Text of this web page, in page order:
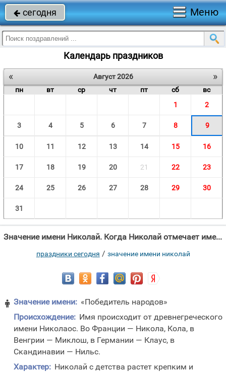
 сегодня Меню
Календарь праздников
« »
Август 2026
пн
вт ср чт пт сб
вс
1
2
3 4 5 6 7 8 9
10 11 12 13 14 15 16
17 18 19 20 21 22 23
24 25 26 27 28 29 30
31
Значение имени Николай. Когда Николай отмечает именины в 2026 году?
праздники сегодня / значение имени николай
 Значение имени: «Победитель народов»
Происхождение: Имя происходит от древнегреческого
имени Николаос. Во Франции — Никола, Кола, в
Венгрии — Миклош, в Германии — Клаус, в
Скандинавии — Нильс.
Характер: Николай с детства растет крепким и